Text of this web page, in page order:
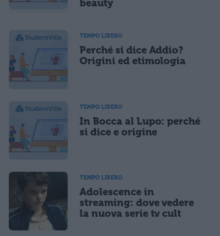
beauty
TEMPO LIBERO
Perché si dice Addio?
Origini ed etimologia
TEMPO LIBERO
In Bocca al Lupo: perché
si dice e origine
TEMPO LIBERO
Adolescence in
streaming: dove vedere
la nuova serie tv cult